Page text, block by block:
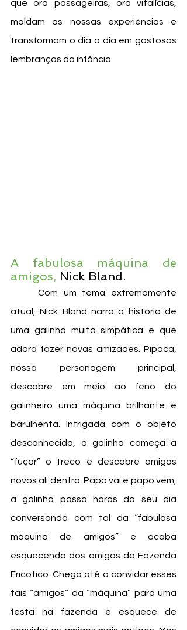
que ora passageiras, ora vitalícias,
moldam as nossas experiências e
transformam o dia a dia em gostosas
lembranças da infância.
A fabulosa máquina de
amigos, Nick Bland.
atual, Nick Bland narra a história de
uma galinha muito simpática e que
adora fazer novas amizades. Pipoca,
nossa personagem principal,
descobre em meio ao feno do
galinheiro uma máquina brilhante e
barulhenta. Intrigada com o objeto
desconhecido, a galinha começa a
“fuçar” o treco e descobre amigos
novos ali dentro. Papo vai e papo vem,
a galinha passa horas do seu dia
conversando com tal da “fabulosa
máquina de amigos” e acaba
esquecendo dos amigos da Fazenda
Fricotico. Chega até a convidar esses
tais “amigos” da “máquina” para uma
festa na fazenda e esquece de